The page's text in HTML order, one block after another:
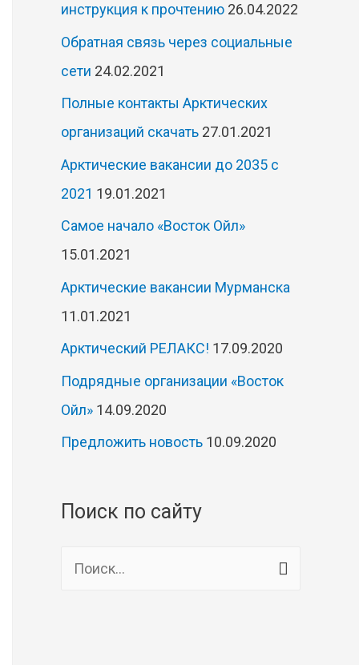
инструкция к прочтению 26.04.2022
Обратная связь через социальные
сети 24.02.2021
Полные контакты Арктических
организаций скачать 27.01.2021
Арктические вакансии до 2035 с
2021 19.01.2021
Самое начало «Восток Ойл»
15.01.2021
Арктические вакансии Мурманска
11.01.2021
Арктический РЕЛАКС! 17.09.2020
Подрядные организации «Восток
Ойл» 14.09.2020
Предложить новость 10.09.2020
Поиск по сайту